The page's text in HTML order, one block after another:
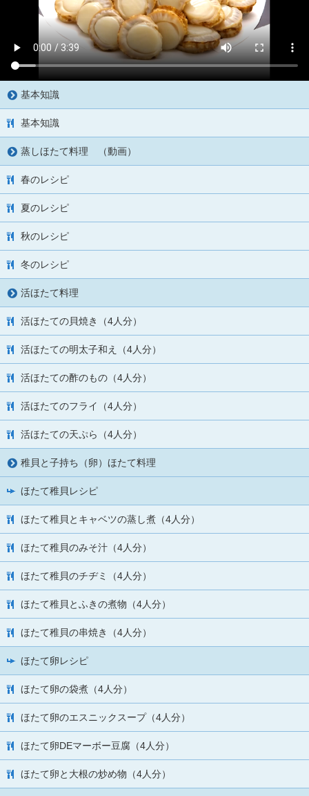
基本知識
基本知識
蒸しほたて料理 （動画）
春のレシピ
夏のレシピ
秋のレシピ
冬のレシピ
活ほたて料理
活ほたての貝焼き（4人分）
活ほたての明太子和え（4人分）
活ほたての酢のもの（4人分）
活ほたてのフライ（4人分）
活ほたての天ぷら（4人分）
稚貝と子持ち（卵）ほたて料理
ほたて稚貝レシピ
ほたて稚貝とキャベツの蒸し煮（4人分）
ほたて稚貝のみそ汁（4人分）
ほたて稚貝のチヂミ（4人分）
ほたて稚貝とふきの煮物（4人分）
ほたて稚貝の串焼き（4人分）
ほたて卵レシピ
ほたて卵の袋煮（4人分）
ほたて卵のエスニックスープ（4人分）
ほたて卵DEマーボー豆腐（4人分）
ほたて卵と大根の炒め物（4人分）